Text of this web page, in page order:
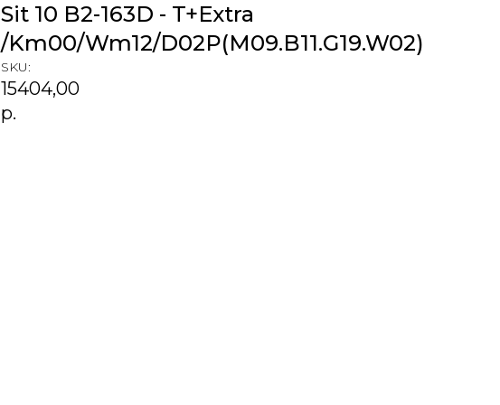
Sit 10 B2-163D - T+Extra
/Km00/Wm12/D02P(M09.B11.G19.W02)
SKU:
15404,00
р.